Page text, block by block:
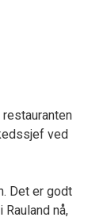
ved
Det er godt
nå,